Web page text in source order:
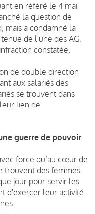
en référé le 4 mai
la question de
mais a condamné la
de l'une des AG,
constatée.
de double direction
aux salariés des
se trouvent dans
lien de
guerre de pouvoir
force qu’au cœur de
trouvent des femmes
jour pour servir les
d'exercer leur activité